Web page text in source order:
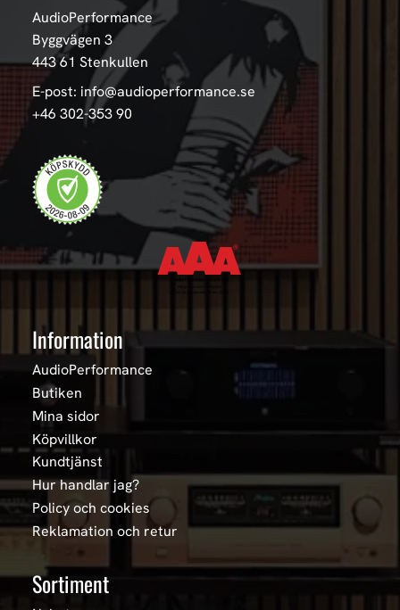
AudioPerformance
Byggvägen 3
443 61 Stenkullen
E-post: info@audioperformance.se
+46 302-353 90
Information
AudioPerformance
Butiken
Mina sidor
Köpvillkor
Kundtjänst
Hur handlar jag?
Policy och cookies
Reklamation och retur
Sortiment